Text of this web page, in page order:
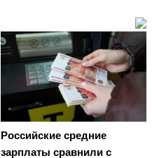
Российские средние
зарплаты сравнили с